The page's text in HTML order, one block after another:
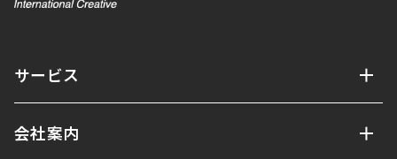
サービス
会社案内